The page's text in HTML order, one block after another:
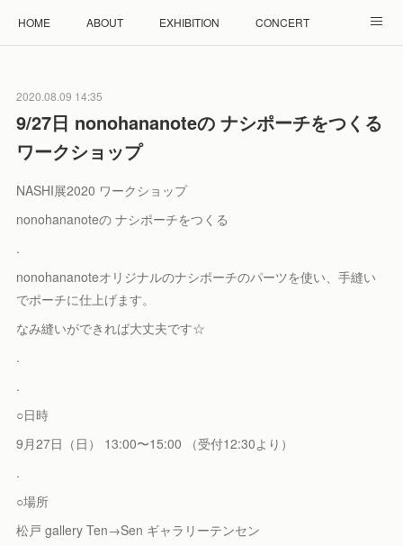
HOME ABOUT EXHIBITION CONCERT
2020.08.09 14:35
9/27日 nonohananoteの ナシポーチをつくる
ワークショップ
NASHI展2020 ワークショップ
nonohananoteの ナシポーチをつくる
.
nonohananoteオリジナルのナシポーチのパーツを使い、手縫い
でポーチに仕上げます。
なみ縫いができれば大丈夫です☆
.
.
○日時
9月27日（日） 13:00〜15:00 （受付12:30より）
.
○場所
松戸 gallery Ten→Sen ギャラリーテンセン